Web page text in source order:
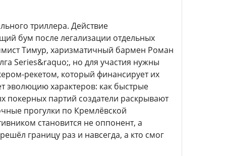
триллера. Действие
бум после легализации отдельных
Тимур, харизматичный бармен Роман
Series&raquo;, но для участия нужны
рекетом, который финансирует их
эволюцию характеров: как быстрые
партий создатели раскрывают
прогулки по Кремлёвской
становится не оппонент, а
границу раз и навсегда, а кто смог